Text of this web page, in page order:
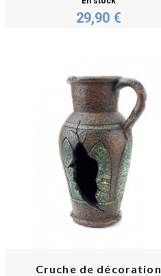
29,90 €
Cruche de décoration